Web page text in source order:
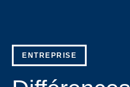
ENTREPRISE